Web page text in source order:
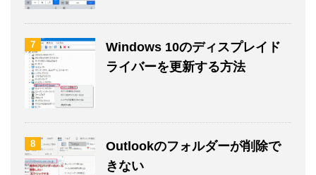
7
Windows 10のディスプレイド
ライバーを更新する方法
8
Outlookのフォルダーが削除で
きない